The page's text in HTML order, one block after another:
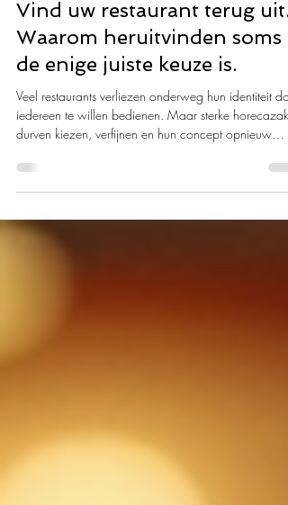
25 mei
3 minuten om te lezen
Vind uw restaurant terug uit.
Waarom heruitvinden soms
de enige juiste keuze is.
Veel restaurants verliezen onderweg hun identiteit
durven kiezen, verfijnen en hun concept opnieuw
scherpstellen. Heruitvinden betekent niet alles
verhaal en beleving. Alleen zo blijft uw zaak relevant
én herkenbaar.